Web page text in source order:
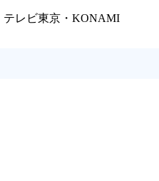
レビ東京・KONAMI